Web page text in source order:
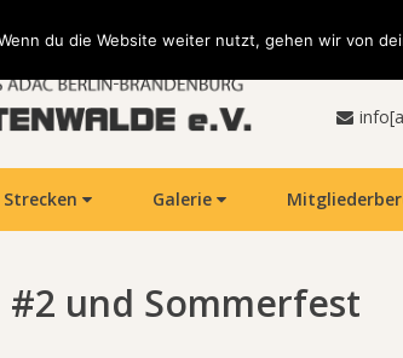
Strecken Galerie
und Sommerfest
du die Website weiter nutzt, gehen wir von